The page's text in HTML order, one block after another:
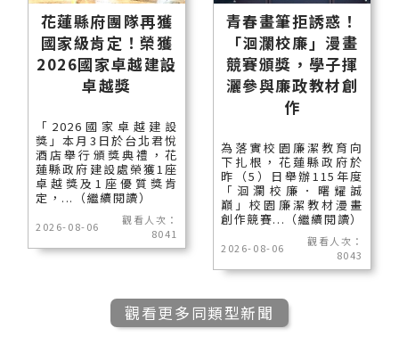
花蓮縣府團隊再獲
國家級肯定！榮獲
2026國家卓越建設
卓越獎
「2026國家卓越建設
獎」本月3日於台北君悅
酒店舉行頒獎典禮，花
蓮縣政府建設處榮獲1座
卓越獎及1座優質獎肯
定，...（繼續閱讀）
2026-08-06
觀看人次：
8041
青春畫筆拒誘惑！
「洄瀾校廉」漫畫
競賽頒獎，學子揮
灑參與廉政教材創
作
為落實校園廉潔教育向
下扎根，花蓮縣政府於
昨（5）日舉辦115年度
「洄瀾校廉．曙耀誠
巔」校園廉潔教材漫畫
創作競賽...（繼續閱讀）
2026-08-06
觀看人次：
8043
觀看更多同類型新聞